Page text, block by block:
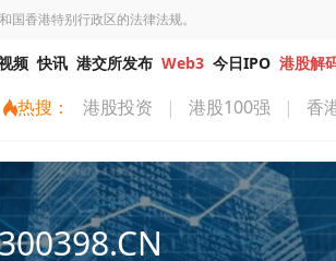
香港特别行政区的法律法规。
频 快讯 港交所发布 Web3 今日IPO 港股解
热搜： 港股投资 | 港股100强 | 香